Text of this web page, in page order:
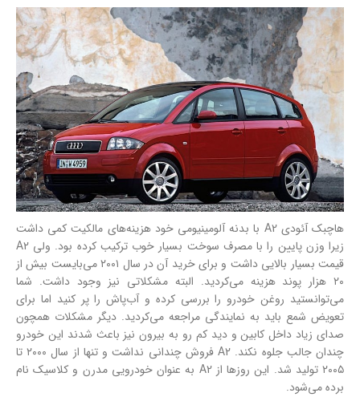
هاچبک آئودی A2 با بدنه آلومینیومی خود هزینه‌های مالکیت کمی داشت
زیرا وزن پایین را با مصرف سوخت بسیار خوب ترکیب کرده بود. ولی A2
قیمت بسیار بالایی داشت و برای خرید آن در سال ۲۰۰۱ می‌بایست بیش از
۲۰ هزار پوند هزینه می‌کردید. البته مشکلاتی نیز وجود داشت. شما
می‌توانستید روغن خودرو را بررسی کرده و آب‌پاش را پر کنید اما برای
تعویض شمع باید به نمایندگی مراجعه می‌کردید. دیگر مشکلات همچون
صدای زیاد داخل کابین و دید کم رو به بیرون نیز باعث شدند این خودرو
چندان جالب جلوه نکند. A2 فروش چندانی نداشت و تنها از سال ۲۰۰۰ تا
۲۰۰۵ تولید شد. این روزها از A2 به عنوان خودرویی مدرن و کلاسیک نام
برده می‌شود.